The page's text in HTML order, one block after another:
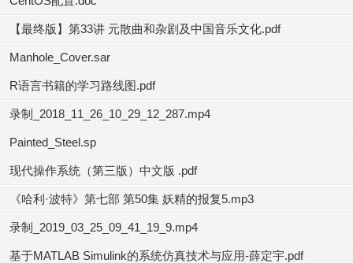
【最终版】第33讲 元散曲和杂剧及中国音乐文化.pdf
Manhole_Cover.sar
R语言书籍的学习路线图.pdf
录制_2018_11_26_10_29_12_287.mp4
Painted_Steel.sp
现代操作系统（第三版）中文版 .pdf
《哈利·波特》第七部 第50集 妖精的报复5.mp3
录制_2019_03_25_09_41_19_9.mp4
基于MATLAB Simulink的系统仿真技术与应用-薛定宇.pdf